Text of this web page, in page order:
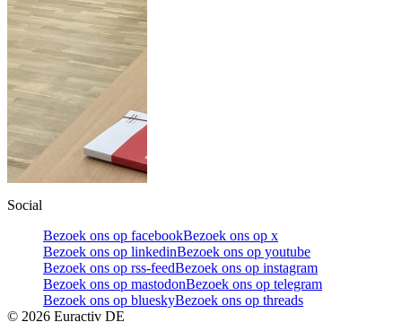
Social
Bezoek ons op facebookBezoek ons op x
Bezoek ons op linkedinBezoek ons op youtube
Bezoek ons op rss-feedBezoek ons op instagram
Bezoek ons op mastodonBezoek ons op telegram
Bezoek ons op blueskyBezoek ons op threads
© 2026 Euractiv DE